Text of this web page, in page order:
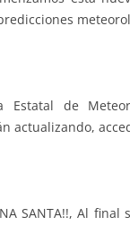
Estatal de
actualizando,
SANTA!!, Al